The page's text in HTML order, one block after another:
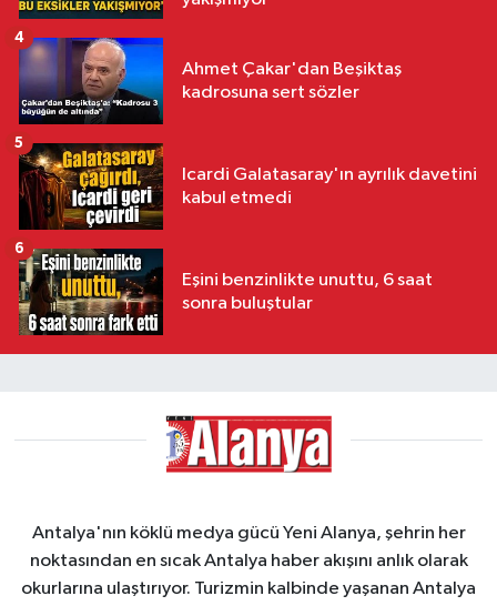
Ahmet Çakar'dan Beşiktaş
kadrosuna sert sözler
4
Icardi Galatasaray'ın ayrılık davetini
kabul etmedi
5
Eşini benzinlikte unuttu, 6 saat
sonra buluştular
6
Antalya'nın köklü medya gücü Yeni Alanya, şehrin her
noktasından en sıcak Antalya haber akışını anlık olarak
okurlarına ulaştırıyor. Turizmin kalbinde yaşanan Antalya